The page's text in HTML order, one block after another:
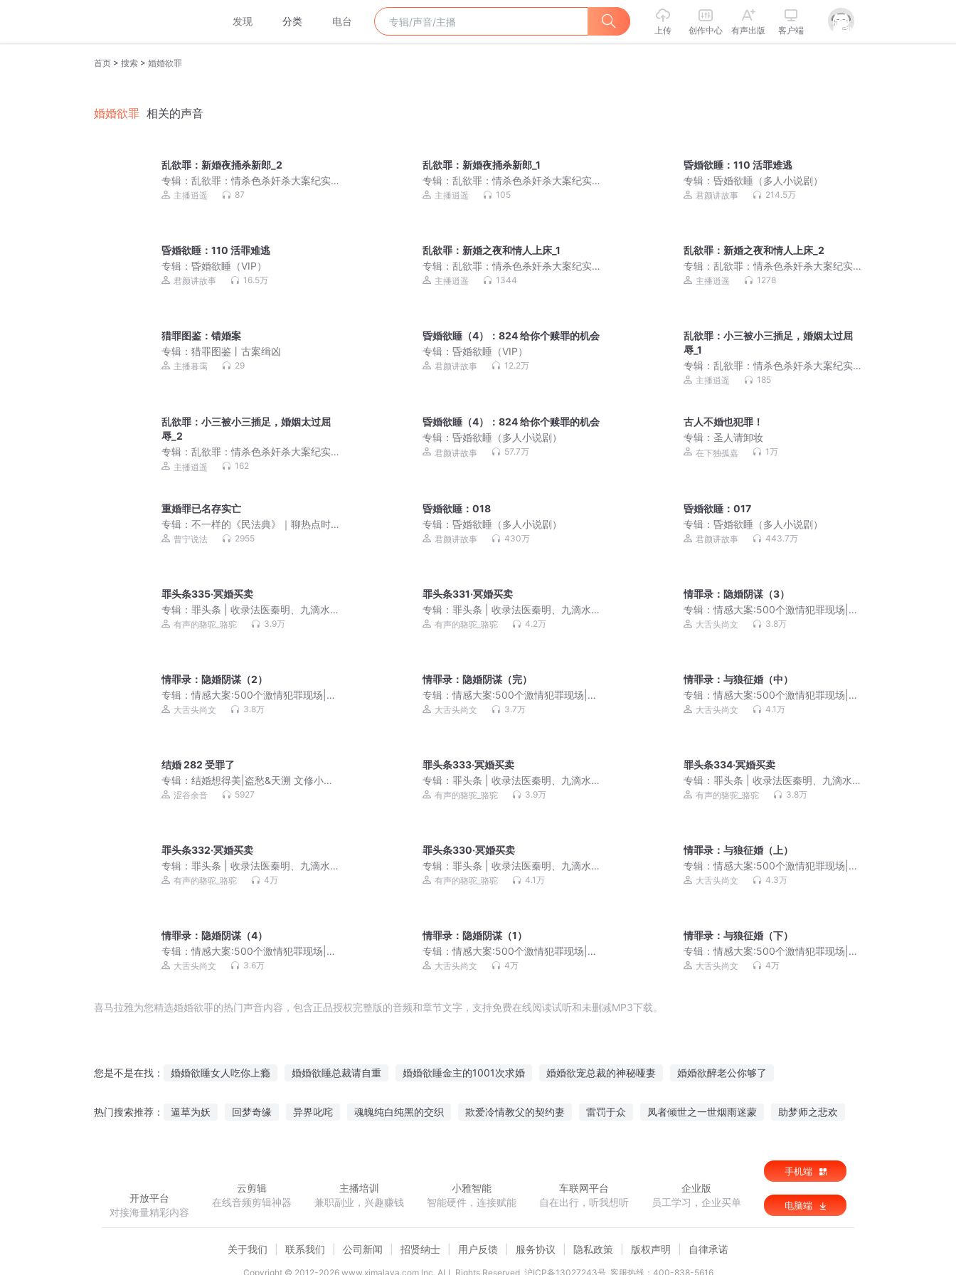
发现 分类 电台
上传 创作中心 有声出版 客户端
首页 > 搜索 > 婚婚欲罪
婚婚欲罪 相关的声音
乱欲罪：新婚夜捅杀新郎_2
专辑： 乱欲罪：情杀色杀奸杀大案纪实|
真实男女激情犯罪
主播逍遥 87
乱欲罪：新婚夜捅杀新郎_1
专辑：乱欲罪：情杀色杀奸杀大案纪实|
真实男女激情犯罪
主播逍遥 105
昏婚欲睡：110 活罪难逃
专辑：昏婚欲睡（多人小说剧）
君颜讲故事 214.5万
昏婚欲睡：110 活罪难逃
专辑： 昏婚欲睡（VIP）
君颜讲故事 16.5万
乱欲罪：新婚之夜和情人上床_1
专辑：乱欲罪：情杀色杀奸杀大案纪实|
真实男女激情犯罪
主播逍遥 1344
乱欲罪：新婚之夜和情人上床_2
专辑：乱欲罪：情杀色杀奸杀大案纪实|
真实男女激情犯罪
主播逍遥 1278
猎罪图鉴：错婚案
专辑： 猎罪图鉴丨古案缉凶
主播暮霭 29
昏婚欲睡（4）：824 给你个赎罪的机会
专辑：昏婚欲睡（VIP）
君颜讲故事 12.2万
乱欲罪：小三被小三插足，婚姻太过屈
辱_1
专辑：乱欲罪：情杀色杀奸杀大案纪实|
真实男女激情犯罪
主播逍遥 185
乱欲罪：小三被小三插足，婚姻太过屈
辱_2
专辑： 乱欲罪：情杀色杀奸杀大案纪实|
真实男女激情犯罪
主播逍遥 162
昏婚欲睡（4）：824 给你个赎罪的机会
专辑：昏婚欲睡（多人小说剧）
君颜讲故事 57.7万
古人不婚也犯罪！
专辑：圣人请卸妆
在下独孤嘉 1万
重婚罪已名存实亡
专辑： 不一样的《民法典》｜聊热点时
事，学法律知识
曹宁说法 2955
昏婚欲睡：018
专辑：昏婚欲睡（多人小说剧）
君颜讲故事 430万
昏婚欲睡：017
专辑：昏婚欲睡（多人小说剧）
君颜讲故事 443.7万
罪头条335·冥婚买卖
专辑： 罪头条 | 收录法医秦明、九滴水
等作家悬疑推理新作，骆驼演播
有声的骆驼_骆驼 3.9万
罪头条331·冥婚买卖
专辑：罪头条 | 收录法医秦明、九滴水
等作家悬疑推理新作，骆驼演播
有声的骆驼_骆驼 4.2万
情罪录：隐婚阴谋（3）
专辑：情感大案:500个激情犯罪现场|直
抵人性阴暗面|尚文大案纪实
大舌头尚文 3.8万
情罪录：隐婚阴谋（2）
专辑：情感大案:500个激情犯罪现场|直
抵人性阴暗面|尚文大案纪实
大舌头尚文 3.8万
情罪录：隐婚阴谋（完）
专辑：情感大案:500个激情犯罪现场|直
抵人性阴暗面|尚文大案纪实
大舌头尚文 3.7万
情罪录：与狼征婚（中）
专辑：情感大案:500个激情犯罪现场|直
抵人性阴暗面|尚文大案纪实
大舌头尚文 4.1万
结婚 282 受罪了
专辑： 结婚想得美|盗愁&天溯 文修小哥
欢乐追爱
涩谷余音 5927
罪头条333·冥婚买卖
专辑：罪头条 | 收录法医秦明、九滴水
等作家悬疑推理新作，骆驼演播
有声的骆驼_骆驼 3.9万
罪头条334·冥婚买卖
专辑：罪头条 | 收录法医秦明、九滴水
等作家悬疑推理新作，骆驼演播
有声的骆驼_骆驼 3.8万
罪头条332·冥婚买卖
专辑： 罪头条 | 收录法医秦明、九滴水
等作家悬疑推理新作，骆驼演播
有声的骆驼_骆驼 4万
罪头条330·冥婚买卖
专辑：罪头条 | 收录法医秦明、九滴水
等作家悬疑推理新作，骆驼演播
有声的骆驼_骆驼 4.1万
情罪录：与狼征婚（上）
专辑：情感大案:500个激情犯罪现场|直
抵人性阴暗面|尚文大案纪实
大舌头尚文 4.3万
情罪录：隐婚阴谋（4）
专辑：情感大案:500个激情犯罪现场|直
抵人性阴暗面|尚文大案纪实
大舌头尚文 3.6万
情罪录：隐婚阴谋（1）
专辑：情感大案:500个激情犯罪现场|直
抵人性阴暗面|尚文大案纪实
大舌头尚文 4万
情罪录：与狼征婚（下）
专辑：情感大案:500个激情犯罪现场|直
抵人性阴暗面|尚文大案纪实
大舌头尚文 4万
喜马拉雅为您精选婚婚欲罪的热门声音内容，包含正品授权完整版的音频和章节文字，支持免费在线阅读试听和未删减MP3下载。
您是不是在找： 婚婚欲睡女人吃你上瘾 婚婚欲睡总裁请自重 婚婚欲睡金主的1001次求婚 婚婚欲宠总裁的神秘哑妻 婚婚欲醉老公你够了
热门搜索推荐： 逼草为妖 回梦奇缘 异界叱咤 魂魄纯白纯黑的交织 欺爱冷情教父的契约妻 雷罚于众 凤者倾世之一世烟雨迷蒙 助梦师之悲欢
开放平台
对接海量精彩内容
云剪辑
在线音频剪辑神器
主播培训
兼职副业，兴趣赚钱
小雅智能
智能硬件，连接赋能
车联网平台
自在出行，听我想听
企业版
员工学习，企业买单
手机端
电脑端
关于我们 联系我们 公司新闻 招贤纳士 用户反馈 服务协议 隐私政策 版权声明 自律承诺
Copyright © 2012-2026www.ximalaya.com lnc. ALL Rights Reserved 沪ICP备13027243号 客服热线：400-838-5616